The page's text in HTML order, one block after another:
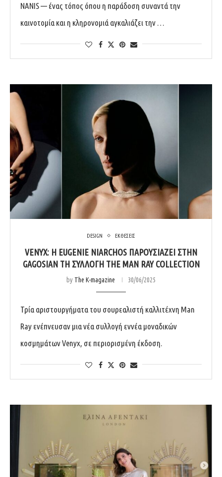
NANIS — ένας τόπος όπου η παράδοση συναντά την
καινοτομία και η κληρονομιά αγκαλιάζει την …
DESIGN ΕΚΘΕΣΕΙΣ
VENYX: Η EUGENIE NIARCHOS ΠΑΡΟΥΣΙΆΖΕΙ ΣΤΗΝ
GAGOSIAN ΤΗ ΣΥΛΛΟΓΉ THE MAN RAY COLLECTION
by The K-magazine 30/06/2025
Τρία αριστουργήματα του σουρεαλιστή καλλιτέχνη Man
Ray ενέπνευσαν μια νέα συλλογή εννέα μοναδικών
κοσμημάτων Venyx, σε περιορισμένη έκδοση.